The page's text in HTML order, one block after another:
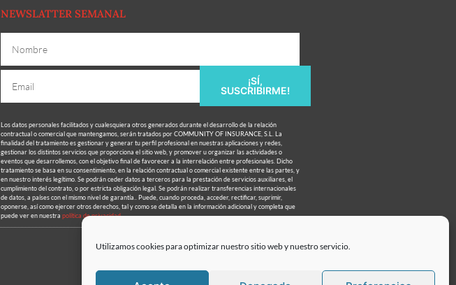
Utilizamos cookies para optimizar nuestro sitio web y nuestro servicio.
NEWSLATTER SEMANAL
¡SÍ,
SUSCRIBIRME!
Los datos personales facilitados y cualesquiera otros generados durante el desarrollo de la relación
contractual o comercial que mantengamos, serán tratados por COMMUNITY OF INSURANCE, S.L. La
finalidad del tratamiento es gestionar y generar tu perfil profesional en nuestras aplicaciones y redes,
gestionar los distintos servicios que proporciona el sitio web, y promover u organizar las actividades o
eventos que desarrollemos, con el objetivo final de favorecer a la interrelación entre profesionales. Dicho
tratamiento se basa en su consentimiento, en la relación contractual o comercial existente entre las partes, y
en nuestro interés legítimo. Se podrán ceder datos a terceros para la prestación de servicios auxiliares, el
cumplimiento del contrato, o por estricta obligación legal. Se podrán realizar transferencias internacionales
de datos, a países con el mismo nivel de garantía.. Puede, cuando proceda, acceder, rectificar, suprimir,
oponerse, así como ejercer otros derechos, tal y como se detalla en la información adicional y completa que
puede ver en nuestra política de privacidad.